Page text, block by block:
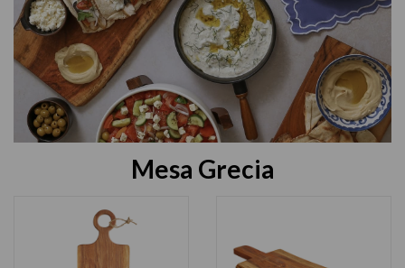
Mesa Grecia